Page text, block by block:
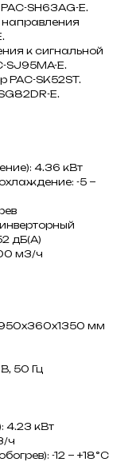
SH63AG-E.
к сигнальной
SJ95MA-E.
PAC-SK52ST.
E.
4.36 кВт
-5 ~
дБ(А)
м3/ч
мм
50 Гц
4.23 кВт
ч
-12 ~ +18°C